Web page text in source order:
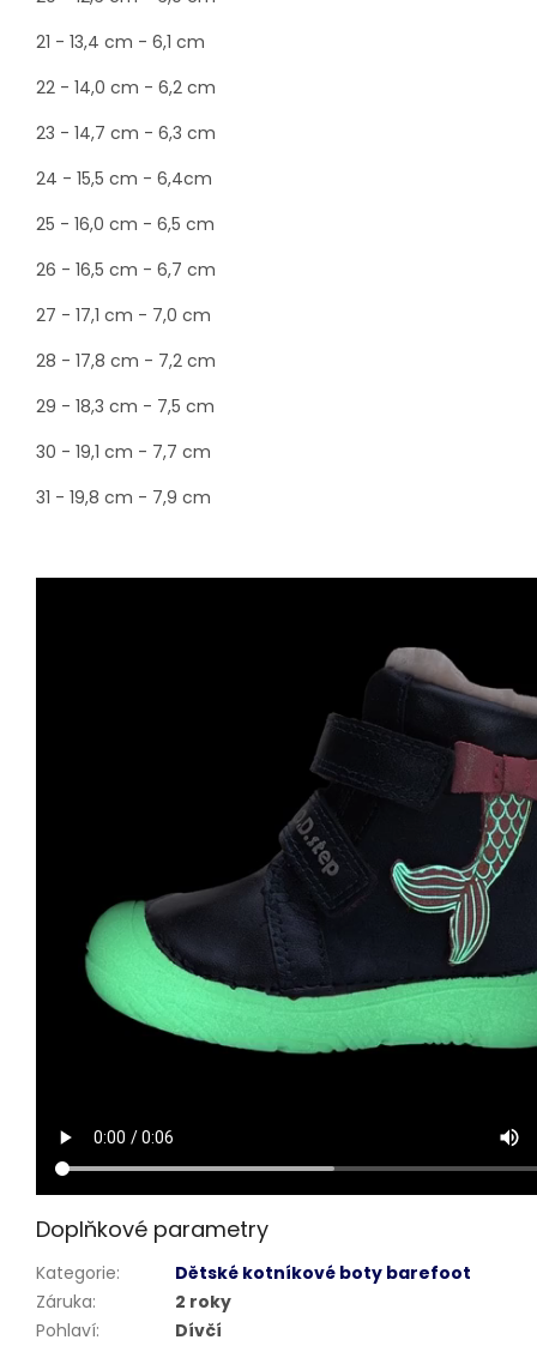
21 - 13,4 cm - 6,1 cm
22 - 14,0 cm - 6,2 cm
23 - 14,7 cm - 6,3 cm
24 - 15,5 cm - 6,4cm
25 - 16,0 cm - 6,5 cm
26 - 16,5 cm - 6,7 cm
27 - 17,1 cm - 7,0 cm
28 - 17,8 cm - 7,2 cm
29 - 18,3 cm - 7,5 cm
30 - 19,1 cm - 7,7 cm
31 - 19,8 cm - 7,9 cm
Doplňkové parametry
Kategorie:
Dětské kotníkové boty barefoot
Záruka:
2 roky
Pohlaví:
Dívčí